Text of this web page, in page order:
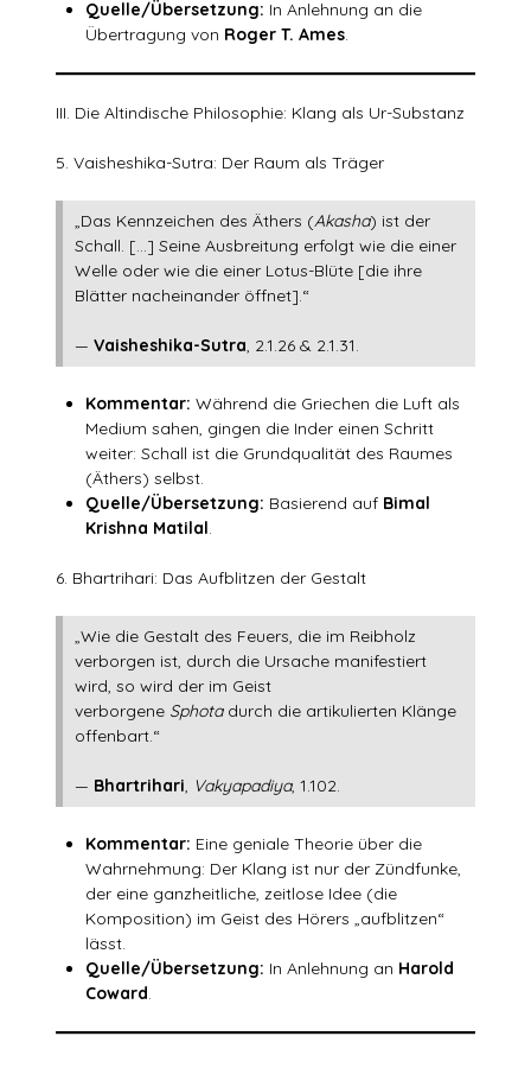
Quelle/Übersetzung: In Anlehnung an die
Übertragung von Roger T. Ames.
III. Die Altindische Philosophie: Klang als Ur-Substanz
5. Vaisheshika-Sutra: Der Raum als Träger
„Das Kennzeichen des Äthers (Akasha) ist der
Schall. […] Seine Ausbreitung erfolgt wie die einer
Welle oder wie die einer Lotus-Blüte [die ihre
Blätter nacheinander öffnet].“
—Vaisheshika-Sutra, 2.1.26 & 2.1.31.
Kommentar: Während die Griechen die Luft als
Medium sahen, gingen die Inder einen Schritt
weiter: Schall ist die Grundqualität des Raumes
(Äthers) selbst.
Quelle/Übersetzung: Basierend auf Bimal
Krishna Matilal.
6. Bhartrihari: Das Aufblitzen der Gestalt
„Wie die Gestalt des Feuers, die im Reibholz
verborgen ist, durch die Ursache manifestiert
wird, so wird der im Geist
verborgene Sphotadurch die artikulierten Klänge
offenbart.“
— Bhartrihari, Vakyapadiya, 1.102.
Kommentar: Eine geniale Theorie über die
Wahrnehmung: Der Klang ist nur der Zündfunke,
der eine ganzheitliche, zeitlose Idee (die
Komposition) im Geist des Hörers „aufblitzen“
lässt.
Quelle/Übersetzung: In Anlehnung an Harold
Coward.